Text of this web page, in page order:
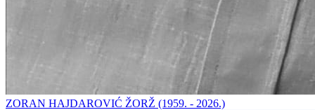
ZORAN HAJDAROVIĆ ŽORŽ (1959. - 2026.)